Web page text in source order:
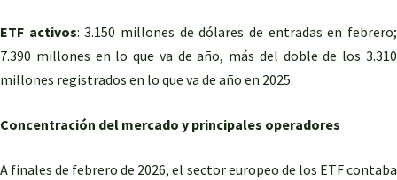
ETF activos: 3.150 millones de dólares de entradas en febrero;
7.390 millones en lo que va de año, más del doble de los 3.310
millones registrados en lo que va de año en 2025.
Concentración del mercado y principales operadores
A finales de febrero de 2026, el sector europeo de los ETF contaba